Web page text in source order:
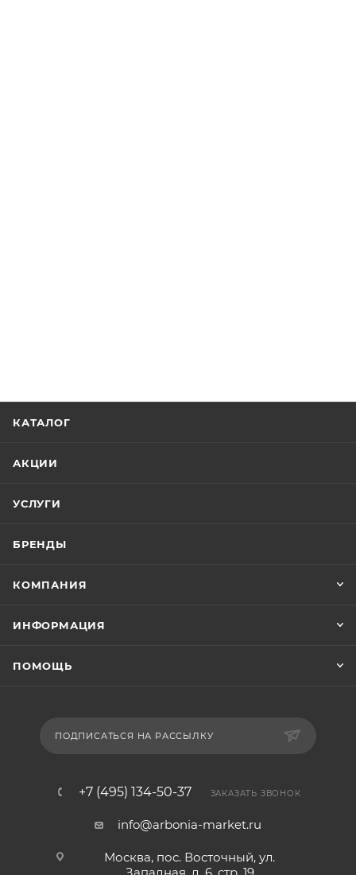
КАТАЛОГ
АКЦИИ
УСЛУГИ
БРЕНДЫ
КОМПАНИЯ
ИНФОРМАЦИЯ
ПОМОЩЬ
ПОДПИСАТЬСЯ НА РАССЫЛКУ
+7 (495) 134-50-37 ЗАКАЗАТЬ ЗВОНОК
info@arbonia-market.ru
Москва, пос. Восточный, ул.